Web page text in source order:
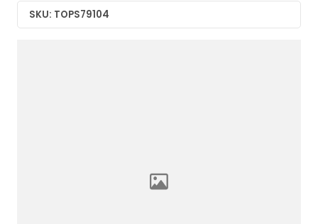
SKU: TOPS79104